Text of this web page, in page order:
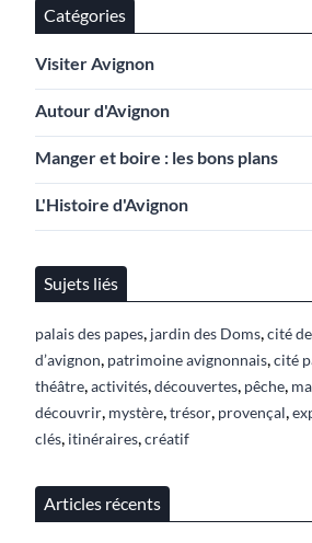
Catégories
Visiter Avignon
Autour d'Avignon
Manger et boire : les bons plans
L'Histoire d'Avignon
Sujets liés
palais des papes, jardin des Doms,cité
d’avignon, patrimoine avignonnais,cité
théâtre,activités,découvertes, pêche,
découvrir, mystère,trésor, provençal,
clés, itinéraires,créatif
Articles récents